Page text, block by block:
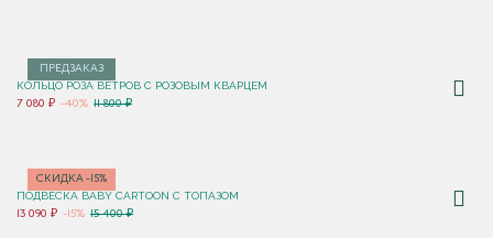
ПРЕДЗАКАЗ
КОЛЬЦО РОЗА ВЕТРОВ С РОЗОВЫМ КВАРЦЕМ
7 080 ₽ -40% 11 800 ₽
СКИДКА -15%
ПОДВЕСКА BABY CARTOON С ТОПАЗОМ
13 090 ₽ -15% 15 400 ₽